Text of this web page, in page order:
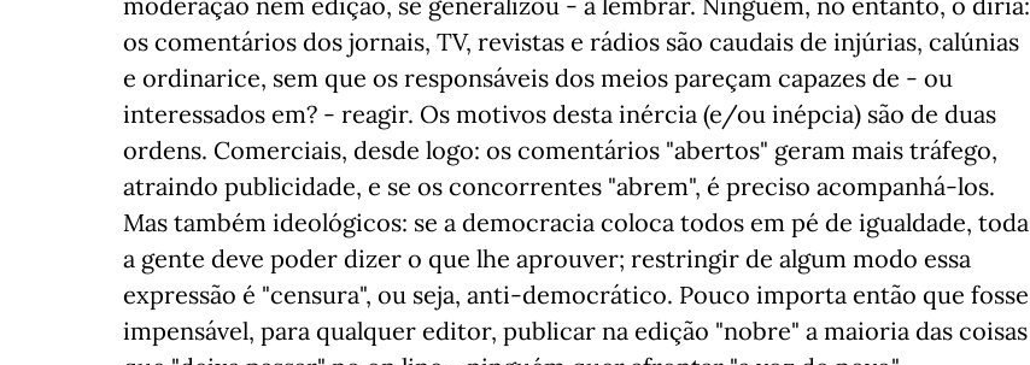
os comentários dos jornais, TV, revistas e rádios são caudais de injúrias, calúnias
e ordinarice, sem que os responsáveis dos meios pareçam capazes de - ou
interessados em? - reagir. Os motivos desta inércia (e/ou inépcia) são de duas
ordens. Comerciais, desde logo: os comentários "abertos" geram mais tráfego,
atraindo publicidade, e se os concorrentes "abrem", é preciso acompanhá-los.
Mas também ideológicos: se a democracia coloca todos em pé de igualdade, toda
a gente deve poder dizer o que lhe aprouver; restringir de algum modo essa
expressão é "censura", ou seja, anti-democrático. Pouco importa então que fosse
impensável, para qualquer editor, publicar na edição "nobre" a maioria das coisas